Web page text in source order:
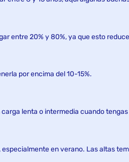
entre 20% y 80%, ya que esto
por encima del 10-15%.
lenta o intermedia cuando
en verano. Las altas